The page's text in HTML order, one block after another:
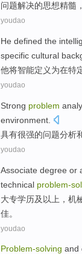
问题解决的思想精髓
youdao
He defined the
specific cultural
他将智能定义为在特
youdao
Strong problem
environment.
具有很强的问题分析
youdao
Associate degree or
technical problem-
大专学历及以上 ， 机
佳。
youdao
Problem-solving and